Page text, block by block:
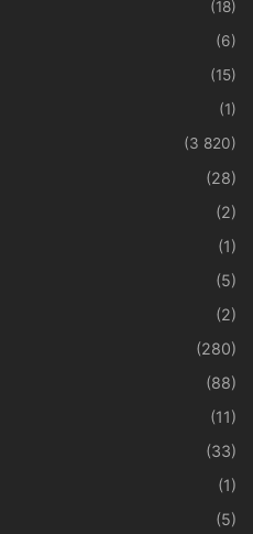
(18)
(6)
(15)
(1)
(3 820)
(28)
(2)
(1)
(5)
(2)
(280)
(88)
(11)
(33)
(1)
(5)